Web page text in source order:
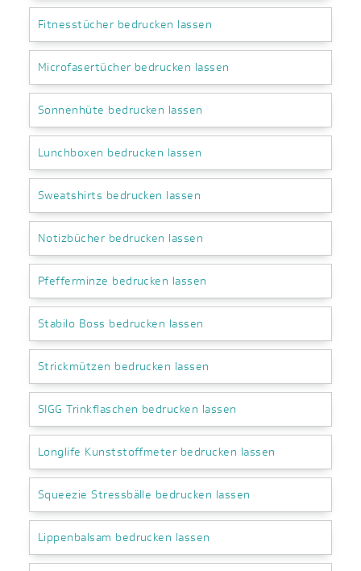
Fitnesstücher bedrucken lassen
Microfasertücher bedrucken lassen
Sonnenhüte bedrucken lassen
Lunchboxen bedrucken lassen
Sweatshirts bedrucken lassen
Notizbücher bedrucken lassen
Pfefferminze bedrucken lassen
Stabilo Boss bedrucken lassen
Strickmützen bedrucken lassen
SIGG Trinkflaschen bedrucken lassen
Longlife Kunststoffmeter bedrucken lassen
Squeezie Stressbälle bedrucken lassen
Lippenbalsam bedrucken lassen